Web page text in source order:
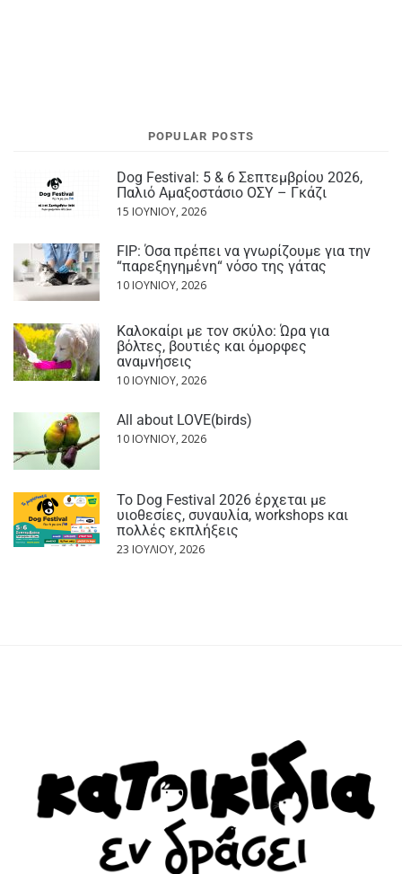
POPULAR POSTS
Dog Festival: 5 & 6 Σεπτεμβρίου 2026,
Παλιό Αμαξοστάσιο ΟΣΥ – Γκάζι
15 ΙΟΥΝΊΟΥ, 2026
FIP: Όσα πρέπει να γνωρίζουμε για την
“παρεξηγημένη“ νόσο της γάτας
10 ΙΟΥΝΊΟΥ, 2026
Καλοκαίρι με τον σκύλο: Ώρα για
βόλτες, βουτιές και όμορφες
αναμνήσεις
10 ΙΟΥΝΊΟΥ, 2026
All about LOVE(birds)
10 ΙΟΥΝΊΟΥ, 2026
Το Dog Festival 2026 έρχεται με
υιοθεσίες, συναυλία, workshops και
πολλές εκπλήξεις
23 ΙΟΥΛΊΟΥ, 2026